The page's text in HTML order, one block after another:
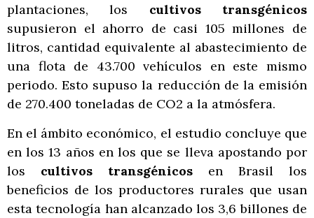
plantaciones, los cultivos transgénicos
supusieron el ahorro de casi 105 millones de
litros, cantidad equivalente al abastecimiento de
una flota de 43.700 vehículos en este mismo
periodo. Esto supuso la reducción de la emisión
de 270.400 toneladas de CO2 a la atmósfera.
En el ámbito económico, el estudio concluye que
en los 13 años en los que se lleva apostando por
los cultivos transgénicos en Brasil los
beneficios de los productores rurales que usan
esta tecnología han alcanzado los 3,6 billones de